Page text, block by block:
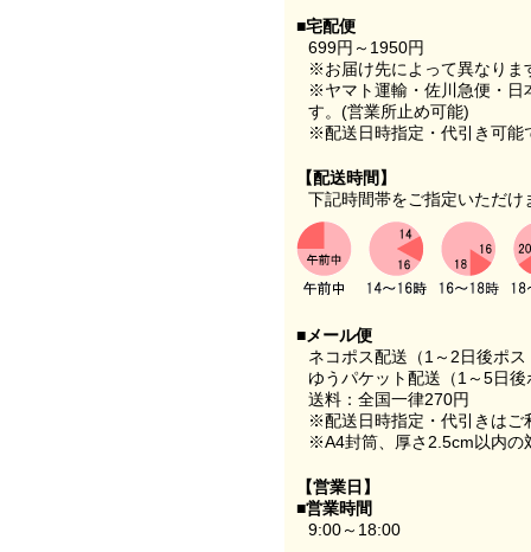
■宅配便
699円～1950円
※お届け先によって異なりま
※ヤマト運輸・佐川急便・日
す。(営業所止め可能)
※配送日時指定・代引き可能
【配送時間】
下記時間帯をご指定いただけ
■メール便
ネコポス配送（1～2日後ポ
ゆうパケット配送（1～5日
送料：全国一律270円
※配送日時指定・代引きはご
※A4封筒、厚さ2.5cm以内の
【営業日】
■営業時間
9:00～18:00